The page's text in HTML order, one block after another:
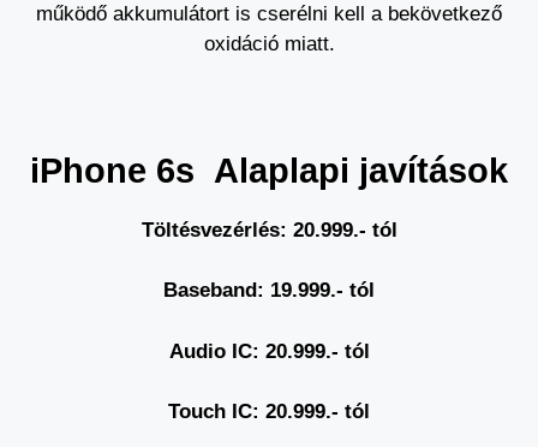
működő akkumulátort is cserélni kell a bekövetkező
oxidáció miatt.
iPhone 6s Alaplapi javítások
Töltésvezérlés: 20.999.- tól
Baseband: 19.999.- tól
Audio IC: 20.999.- tól
Touch IC: 20.999.- tól